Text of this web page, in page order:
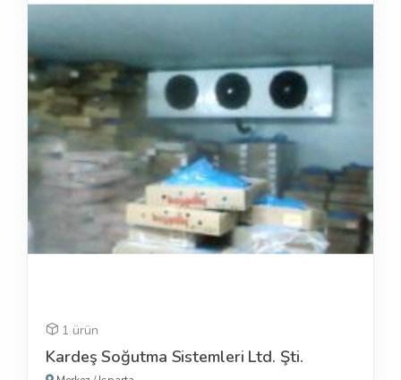
1 ürün
Kardeş Soğutma Sistemleri Ltd. Şti.